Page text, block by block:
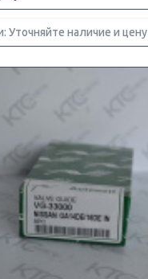
Уточняйте наличие и цену